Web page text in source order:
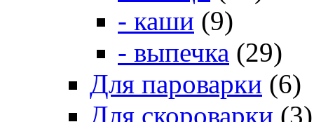
- каши (9)
- выпечка (29)
Для пароварки (6)
Для скороварки (3)